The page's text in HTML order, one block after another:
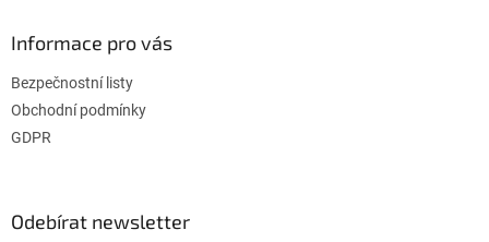
Informace pro vás
Bezpečnostní listy
Obchodní podmínky
GDPR
Odebírat newsletter